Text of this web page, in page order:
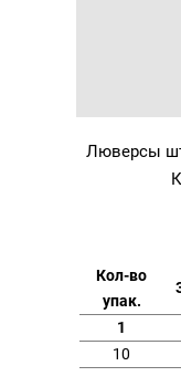
Люверсы
Кол-во
упак.
1
10